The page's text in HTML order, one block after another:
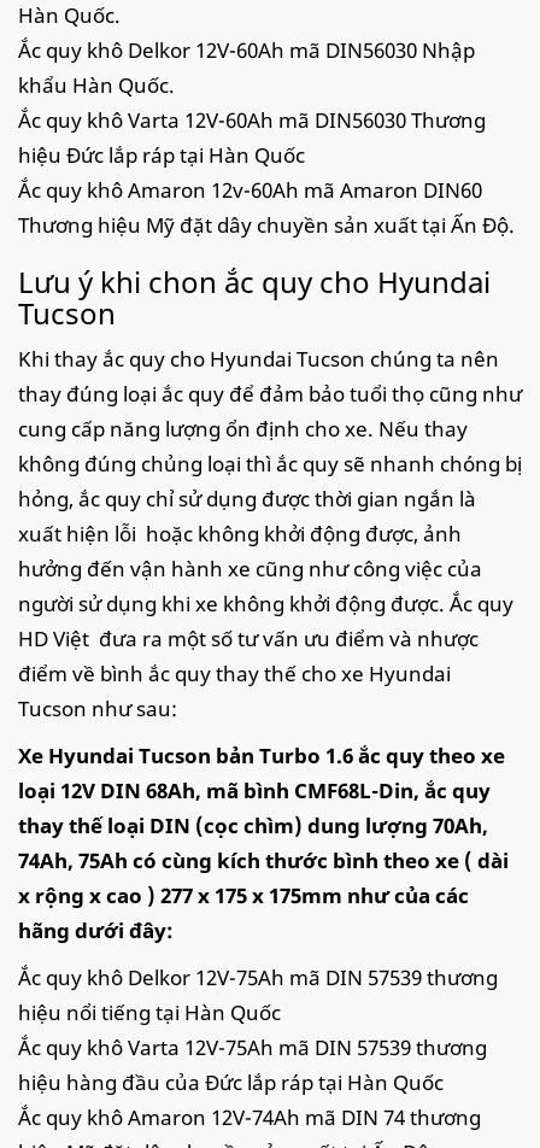
Hàn Quốc.
Ắc quy khô Delkor 12V-60Ah mã DIN56030 Nhập
khẩu Hàn Quốc.
Ắc quy khô Varta 12V-60Ah mã DIN56030 Thương
hiệu Đức lắp ráp tại Hàn Quốc
Ắc quy khô Amaron 12v-60Ah mã Amaron DIN60
Thương hiệu Mỹ đặt dây chuyền sản xuất tại Ấn Độ.
Lưu ý khi chon ắc quy cho Hyundai
Tucson
Khi thay ắc quy cho Hyundai Tucson chúng ta nên
thay đúng loại ắc quy để đảm bảo tuổi thọ cũng như
cung cấp năng lượng ổn định cho xe. Nếu thay
không đúng chủng loại thì ắc quy sẽ nhanh chóng bị
hỏng, ắc quy chỉ sử dụng được thời gian ngắn là
xuất hiện lỗi hoặc không khởi động được, ảnh
hưởng đến vận hành xe cũng như công việc của
người sử dụng khi xe không khởi động được. Ắc quy
HD Việt đưa ra một số tư vấn ưu điểm và nhược
điểm về bình ắc quy thay thế cho xe Hyundai
Tucson như sau:
Xe Hyundai Tucson bản Turbo 1.6 ắc quy theo xe
loại 12V DIN 68Ah, mã bình CMF68L-Din, ắc quy
thay thế loại DIN (cọc chìm) dung lượng 70Ah,
74Ah, 75Ah có cùng kích thước bình theo xe ( dài
x rộng x cao ) 277 x 175 x 175mm như của các
hãng dưới đây:
Ắc quy khô Delkor 12V-75Ah mã DIN 57539 thương
hiệu nổi tiếng tại Hàn Quốc
Ắc quy khô Varta 12V-75Ah mã DIN 57539 thương
hiệu hàng đầu của Đức lắp ráp tại Hàn Quốc
Ắc quy khô Amaron 12V-74Ah mã DIN 74 thương